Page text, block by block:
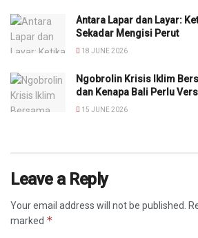
Antara Lapar dan Layar:
Sekadar Mengisi Perut
18 JUNE 2026
Ngobrolin Krisis Iklim
dan Kenapa Bali Perlu
15 JUNE 2026
Leave a Reply
Your email address will not be published.
marked *